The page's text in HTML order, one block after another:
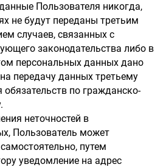
Пользователя никогда,
не будут переданы третьим
случаев, связанных с
законодательства либо в
персональных данных дано
передачу данных третьему
обязательств по гражданско-
неточностей в
Пользователь может
путем
уведомление на адрес